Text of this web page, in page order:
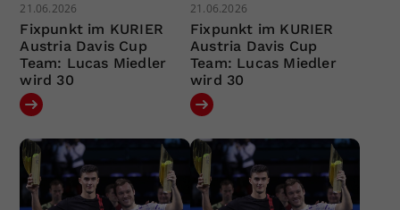
21.06.2026
Fixpunkt im KURIER
Austria Davis Cup
Team: Lucas Miedler
wird 30
21.06.2026
Fixpunkt im KURIER
Austria Davis Cup
Team: Lucas Miedler
wird 30